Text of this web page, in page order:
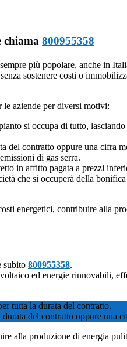
chiama 800955358
più popolare, anche in
senza sostenere costi o
le aziende per diversi motivi:
si occupa di tutto,
del contratto oppure una cifra
di gas serra.
in affitto pagata a prezzi
che si occuperà della
energetici, contribuire alla
subito 800955358.
ed energie rinnovabili,
tutta la durata del contratto.
del contratto oppure una
alla produzione di energia